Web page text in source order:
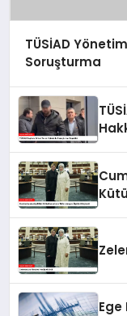
TÜSİAD
Soruşturma